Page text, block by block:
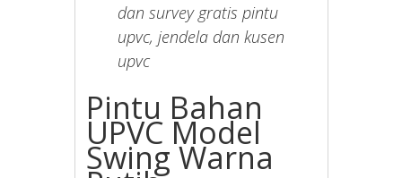
dan survey gratis pintu
upvc, jendela dan kusen
upvc
Pintu Bahan
UPVC Model
Swing Warna